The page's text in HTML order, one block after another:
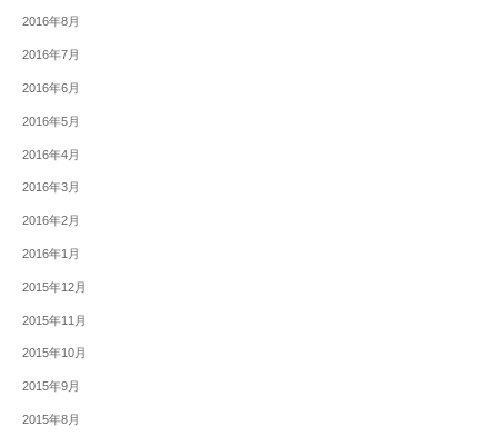
2016年8月
2016年7月
2016年6月
2016年5月
2016年4月
2016年3月
2016年2月
2016年1月
2015年12月
2015年11月
2015年10月
2015年9月
2015年8月